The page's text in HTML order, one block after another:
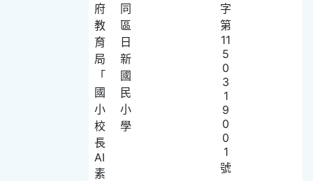
府
教
育
局
「
國
小
校
長
AI
素
同
區
日
新
國
民
小
學
字
第
11
5
0
3
1
9
0
0
1
號